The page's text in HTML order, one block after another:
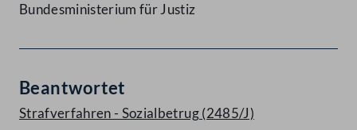
Bundesministerium für Justiz
Beantwortet
Strafverfahren - Sozialbetrug (2485/J)